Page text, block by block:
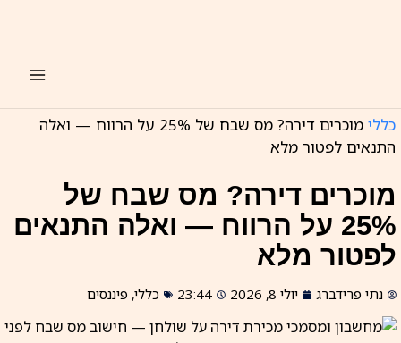
כללי
מוכרים דירה? מס שבח של 25% על הרווח — ואלה
התנאים לפטור מלא
מוכרים דירה? מס שבח של
25% על הרווח — ואלה התנאים
לפטור מלא
נתי פרידברג יולי 8, 2026 23:44 כללי, פיננסים